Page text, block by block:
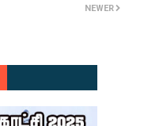
NEWER